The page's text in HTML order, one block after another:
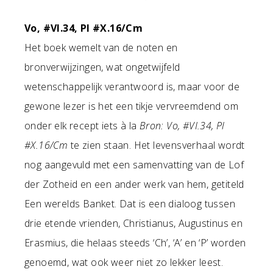
Vo, #VI.34, Pl #X.16/Cm
Het boek wemelt van de noten en
bronverwijzingen, wat ongetwijfeld
wetenschappelijk verantwoord is, maar voor de
gewone lezer is het een tikje vervreemdend om
onder elk recept iets à la Bron: Vo, #VI.34, Pl
#X.16/Cm te zien staan. Het levensverhaal wordt
nog aangevuld met een samenvatting van de Lof
der Zotheid en een ander werk van hem, getiteld
Een werelds Banket. Dat is een dialoog tussen
drie etende vrienden, Christianus, Augustinus en
Erasmius, die helaas steeds ‘Ch’, ‘A’ en ‘P’ worden
genoemd, wat ook weer niet zo lekker leest.